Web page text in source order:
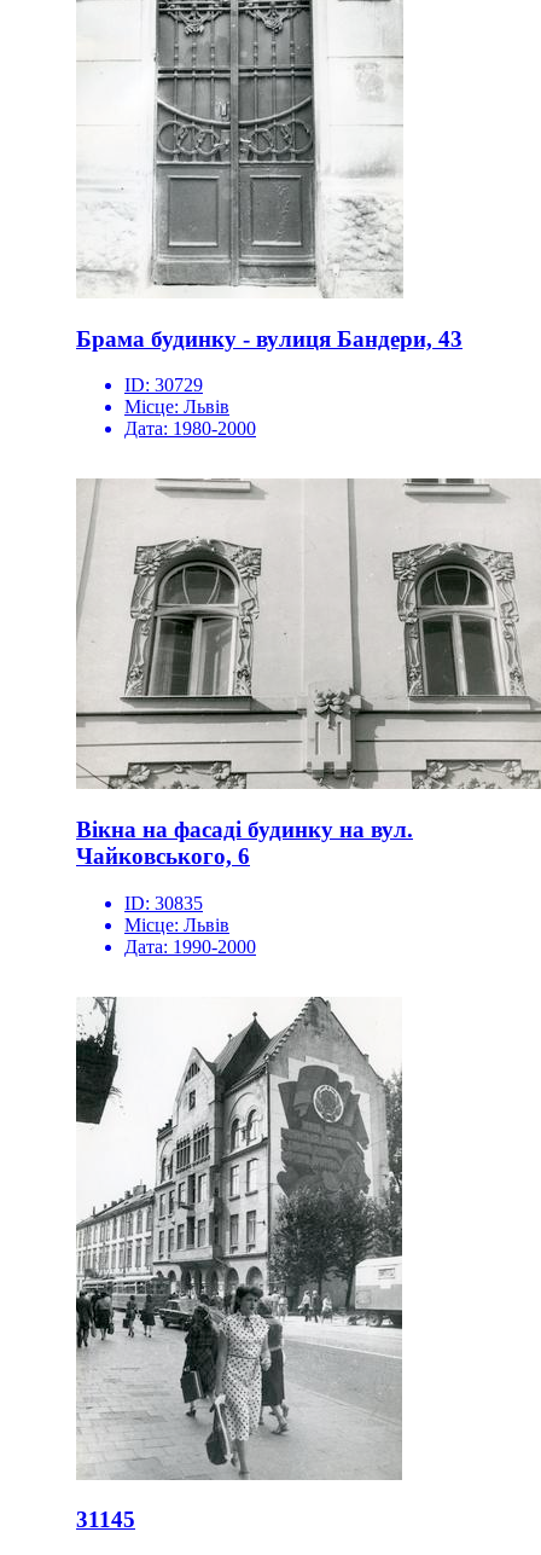
Брама будинку - вулиця Бандери, 43
ID: 30729
Місце: Львів
Дата: 1980-2000
Вікна на фасаді будинку на вул.
Чайковського, 6
ID: 30835
Місце: Львів
Дата: 1990-2000
31145